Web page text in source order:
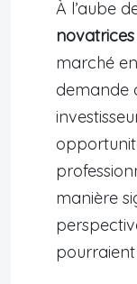
À l’aube
novatrices
marché
demande
manière